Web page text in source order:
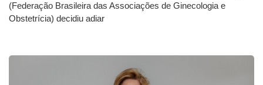
(Federação Brasileira das Associações de Ginecologia e
Obstetrícia) decidiu adiar